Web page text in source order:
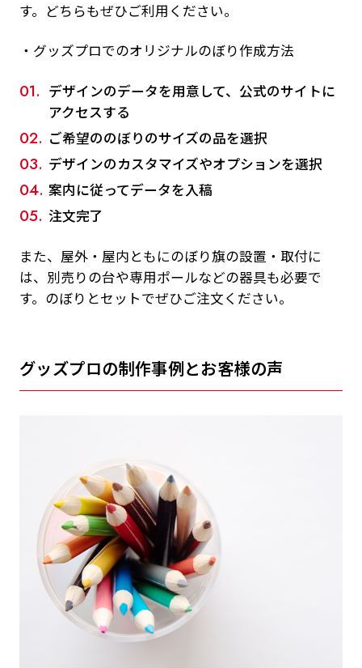
す。どちらもぜひご利用ください。
・グッズプロでのオリジナルのぼり作成方法
デザインのデータを用意して、公式のサイトに
アクセスする
ご希望ののぼりのサイズの品を選択
デザインのカスタマイズやオプションを選択
案内に従ってデータを入稿
注文完了
また、屋外・屋内ともにのぼり旗の設置・取付に
は、別売りの台や専用ポールなどの器具も必要で
す。のぼりとセットでぜひご注文ください。
グッズプロの制作事例とお客様の声